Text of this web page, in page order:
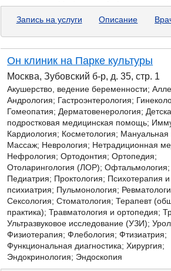
Запись на услуги Описание
Он клиник на Парке культуры
Москва, Зубовский б-р, д. 35, стр. 1
Акушерство, ведение беременности;
Андрология; Гастроэнтерология;
Гомеопатия; Дерматовенерология;
подростковая медицинская помощь;
Кардиология; Косметология; Мануальная
Массаж; Неврология; Нетрадиционная
Нефрология; Ортодонтия; Ортопедия;
Отоларингология (ЛОР); Офтальмология;
Педиатрия; Проктология; Психотерапия и
психиатрия; Пульмонология;
Сексология; Стоматология; Терапевт
практика); Травматология и ортопедия;
Ультразвуковое исследование (УЗИ);
Физиотерапия; Флебология; Фтизиатрия;
Функциональная диагностика; Хирургия;
Эндокринология; Эндоскопия